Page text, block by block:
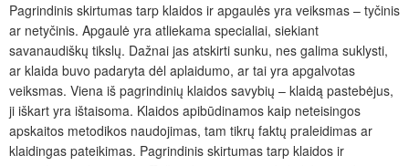
Pagrindinis skirtumas tarp klaidos ir apgaulės yra veiksmas – tyčinis
ar netyčinis. Apgaulė yra atliekama specialiai, siekiant
savanaudiškų tikslų. Dažnai jas atskirti sunku, nes galima suklysti,
ar klaida buvo padaryta dėl aplaidumo, ar tai yra apgalvotas
veiksmas. Viena iš pagrindinių klaidos savybių – klaidą pastebėjus,
ji iškart yra ištaisoma. Klaidos apibūdinamos kaip neteisingos
apskaitos metodikos naudojimas, tam tikrų faktų praleidimas ar
klaidingas pateikimas. Pagrindinis skirtumas tarp klaidos ir